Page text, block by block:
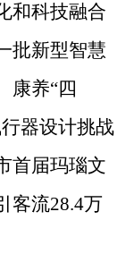
和科技融合
批新型智慧
康养“四
器设计挑战
首届玛瑙文
客流28.4万